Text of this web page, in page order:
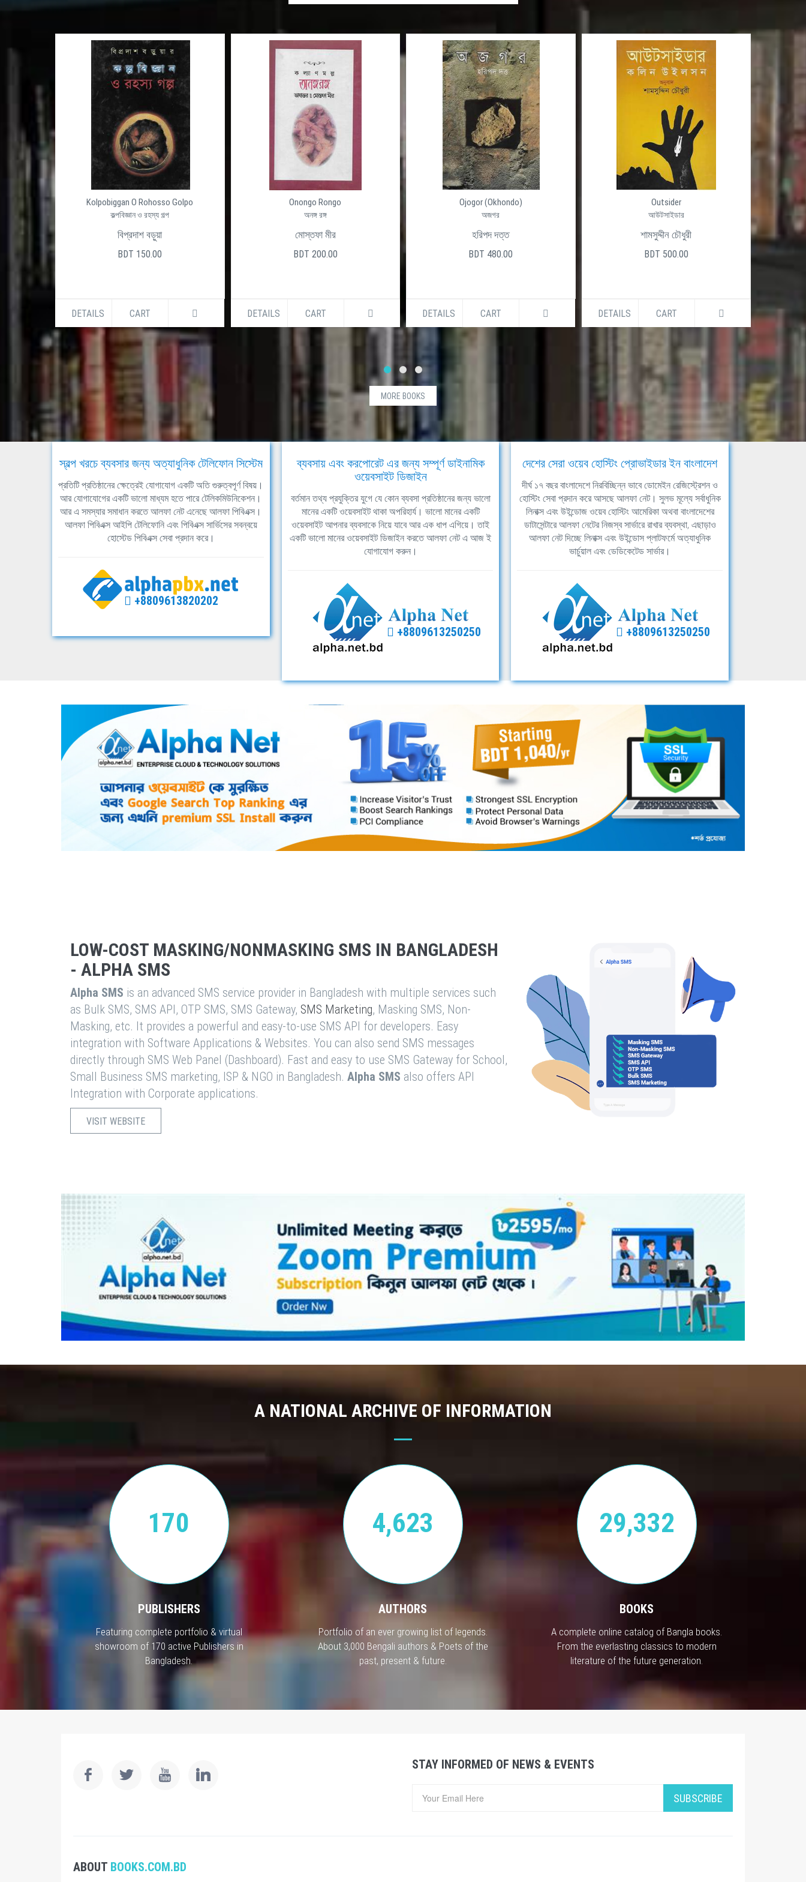
Kolpobiggan O Rohosso Golpo
কল্পবিজ্ঞান ও রহস্য গল্প
বিপ্রদাশ বড়ুয়া
BDT 150.00
DETAILS CART
Onongo Rongo
অনঙ্গ রঙ্গ
মোস্তফা মীর
BDT 200.00
DETAILS CART
Ojogor (Okhondo)
অজগর
হরিপদ দত্ত
BDT 480.00
DETAILS CART
Outsider
আউটসাইডার
শামসুদ্দীন চৌধুরী
BDT 500.00
DETAILS CART
MORE BOOKS
স্বল্প খরচে ব্যবসার জন্য অত্যাধুনিক টেলিফোন সিস্টেম
প্রতিটি প্রতিষ্ঠানের ক্ষেত্রেই যোগাযোগ একটি অতি গুরুত্বপূর্ণ বিষয়।
আর যোগাযোগের একটি ভালো মাধ্যম হতে পারে টেলিকমিউনিকেশন।
আর এ সমস্যার সমাধান করতে আলফা নেট এনেছে আলফা পিবিএক্স।
আলফা পিবিএক্স আইপি টেলিফোনি এবং পিবিএক্স সার্ভিসের সবন্বয়ে
হোস্টেড পিবিএক্স সেবা প্রদান করে।
+8809613820202
ব্যবসায় এবং করপোরেট এর জন্য সম্পূর্ণ ডাইনামিক
ওয়েবসাইট ডিজাইন
বর্তমান তথ্য প্রযুক্তির যুগে যে কোন ব্যবসা প্রতিষ্ঠানের জন্য ভালো
মানের একটি ওয়েবসাইট থাকা অপরিহার্য। ভালো মানের একটি
ওয়েবসাইট আপনার ব্যবসাকে নিয়ে যাবে আর এক ধাপ এগিয়ে। তাই
একটি ভালো মানের ওয়েবসাইট ডিজাইন করতে আলফা নেট এ আজ ই
যোগাযোগ করুন।
+8809613250250
দেশের সেরা ওয়েব হোস্টিং প্রোভাইডার ইন বাংলাদেশ
দীর্ঘ ১৭ বছর বাংলাদেশে নিরবিচ্ছিন্ন ভাবে ডোমেইন রেজিস্ট্রেশন ও
হোস্টিং সেবা প্রদান করে আসছে আলফা নেট। সুলভ মূল্যে সর্বাধুনিক
লিনাক্স এবং উইন্ডোজ ওয়েব হোস্টিং আমেরিকা অথবা বাংলাদেশের
ডাটাসেন্টারে আলফা নেটের নিজস্ব সার্ভারে রাখার ব্যবস্থা, এছাড়াও
আলফা নেট দিচ্ছে লিনাক্স এবং উইন্ডোস প্লাটফর্মে অত্যাধুনিক
ভার্চুয়াল এবং ডেডিকেটেড সার্ভার।
+8809613250250
LOW-COST MASKING/NONMASKING SMS IN BANGLADESH
- ALPHA SMS
Alpha SMS is an advanced SMS service provider in Bangladesh with multiple services such
as Bulk SMS, SMS API, OTP SMS, SMS Gateway, SMS Marketing, Masking SMS, Non-
Masking, etc. It provides a powerful and easy-to-use SMS API for developers. Easy
integration with Software Applications & Websites. You can also send SMS messages
directly through SMS Web Panel (Dashboard). Fast and easy to use SMS Gateway for School,
Small Business SMS marketing, ISP & NGO in Bangladesh. Alpha SMS also offers API
Integration with Corporate applications.
VISIT WEBSITE
A NATIONAL ARCHIVE OF INFORMATION
170
PUBLISHERS
Featuring complete portfolio & virtual
showroom of 170 active Publishers in
Bangladesh.
4,623
AUTHORS
Portfolio of an ever growing list of legends.
About 3,000 Bengali authors & Poets of the
past, present & future.
29,332
BOOKS
A complete online catalog of Bangla books.
From the everlasting classics to modern
literature of the future generation.
STAY INFORMED OF NEWS & EVENTS
SUBSCRIBE
ABOUT BOOKS.COM.BD